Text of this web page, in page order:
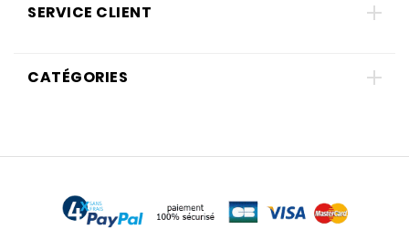
SERVICE CLIENT
CATÉGORIES